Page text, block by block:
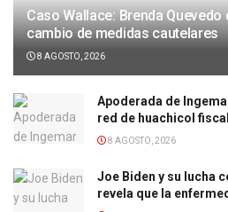
Caso Wallace: Brenda
cambio de medidas cautelares
8 AGOSTO, 2026
Apoderada de
red de huachicol
8 AGOSTO, 2026
Joe Biden y su lucha
revela que la